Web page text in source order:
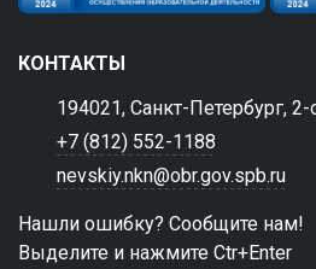
КОНТАКТЫ
194021, Санкт-Петербург,
+7 (812) 552-1188
nevskiy.nkn@obr.gov.spb.ru
Нашли ошибку? Сообщите нам!
Выделите и нажмите Ctr+Enter